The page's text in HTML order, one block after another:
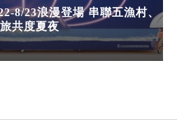
8/23浪漫登場 串聯五漁村、
共度夏夜